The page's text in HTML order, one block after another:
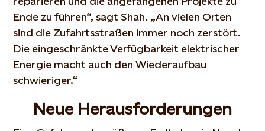
Ende zu führen“, sagt Shah. „An vielen Orten
sind die Zufahrtsstraßen immer noch zerstört.
Die eingeschränkte Verfügbarkeit elektrischer
Energie macht auch den Wiederaufbau
schwieriger.“
Neue Herausforderungen